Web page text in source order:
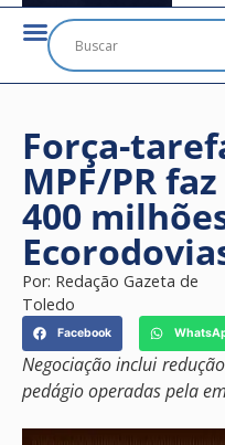
Força-
MPF/PR
400
Por: Redação Gazeta de
Toledo
Facebook
Negociação inclui
pedágio operadas pela